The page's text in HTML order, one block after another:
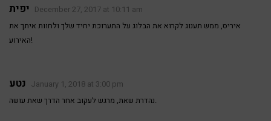
יפית December 27, 2017 at 10:11 am
איריס, ממש תענוג לקרוא את הבלוג על התערוכת יחיד שלך ולחוות איתך את
האירוע!
נטע January 1, 2018 at 3:00 pm
נהדרת שאת, מרגש לעקוב אחר הדרך שאת עושה.